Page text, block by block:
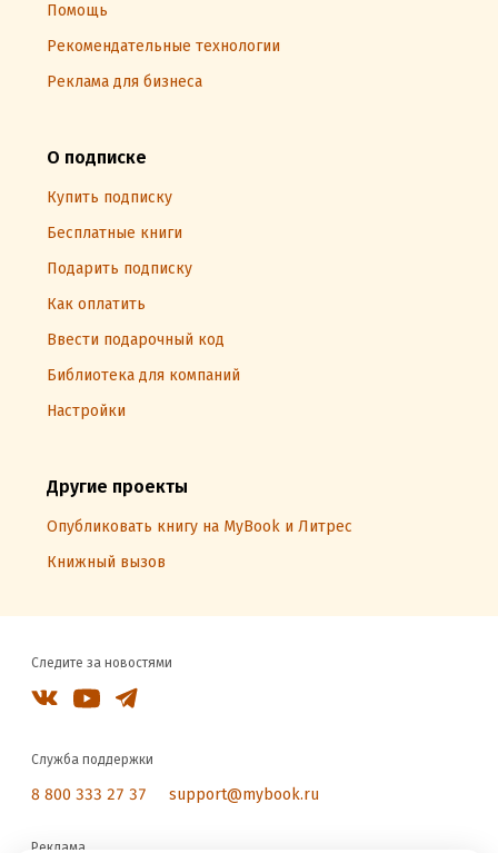
Помощь
Рекомендательные технологии
Реклама для бизнеса
О подписке
Купить подписку
Бесплатные книги
Подарить подписку
Как оплатить
Ввести подарочный код
Библиотека для компаний
Настройки
Другие проекты
Опубликовать книгу на MyBook и Литрес
Книжный вызов
Следите за новостями
Служба поддержки
8 800 333 27 37 support@mybook.ru
Реклама